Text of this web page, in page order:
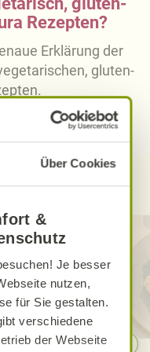
Über Cookies
&
Je besser
nutzen,
für Sie gestalten.
verschiedene
der Webseite
Rezepten?
Erklärung der
gluten-
Rezepte